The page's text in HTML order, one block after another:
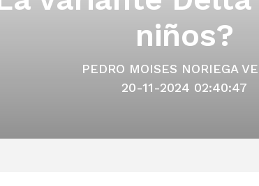
niños?
PEDRO MOISES NORIEGA
20-11-2024 02:40:47